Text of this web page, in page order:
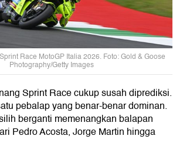
Race MotoGP Italia 2026. Foto: Gold & Goose
Photography/Getty Images
Sprint Race cukup susah diprediksi.
pebalap yang benar-benar dominan.
berganti memenangkan balapan
Pedro Acosta, Jorge Martin hingga